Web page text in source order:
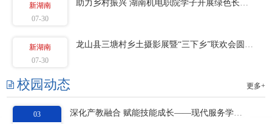
新湖南
07-30
新湖南
07-30
更多+
校园动态
03
深化产教融合 赋能技能成长——现代服务学院组织订单班师生赴企业开展暑期实践